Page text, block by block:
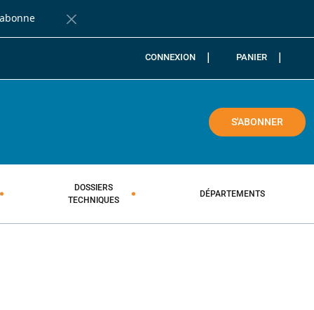
Fermer la barre de notification
CONNEXION PANIER
S'ABONNER
DOSSIERS
TECHNIQUES
DÉPARTEMENTS